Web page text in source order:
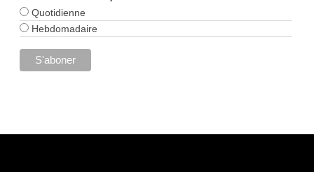
Quotidienne
Hebdomadaire